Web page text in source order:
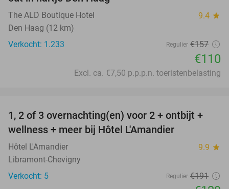
The ALD Boutique Hotel 9.4 star
Den Haag (12 km)
Verkocht: 1.233
Regulier €157
€110
Excl. ca. €7,50 p.p.p.n. toeristenbelasting
32%
TODAY
1, 2 of 3 overnachting(en) voor 2 + ontbijt +
wellness + meer bij Hôtel L'Amandier
Hôtel L'Amandier 9.9 star
Libramont-Chevigny
Verkocht: 5
Regulier €191